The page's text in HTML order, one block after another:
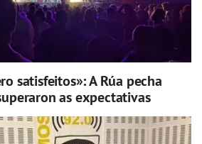
satisfeitos»: A Rúa pecha
as expectativas